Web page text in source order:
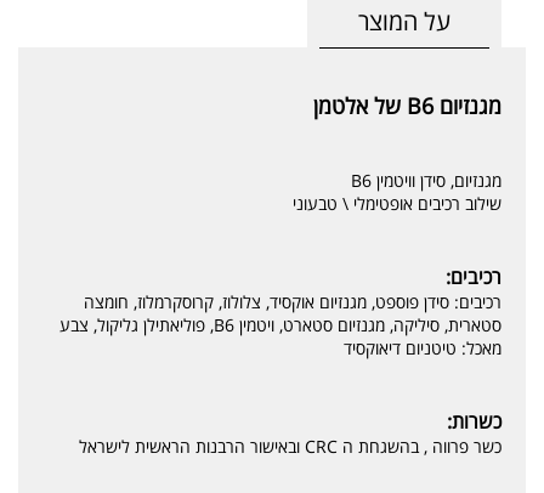
על המוצר
מגנזיום B6 של אלטמן
מגנזיום, סידן וויטמין B6
שילוב רכיבים אופטימלי \ טבעוני
רכיבים:
רכיבים: סידן פוספט, מגנזיום אוקסיד, צלולוז, קרוסקרמלוז, חומצה
סטארית, סיליקה, מגנזיום סטארט, ויטמין B6, פוליאתילן גליקול, צבע
מאכל: טיטניום דיאוקסיד
כשרות:
כשר פרווה , בהשגחת ה CRC ובאישור הרבנות הראשית לישראל